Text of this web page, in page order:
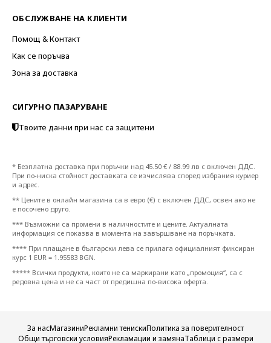
ОБСЛУЖВАНЕ НА КЛИЕНТИ
Помощ & Контакт
Как се поръчва
Зона за доставка
СИГУРНО ПАЗАРУВАНЕ
Твоите данни при нас са защитени
* Безплатна доставка при поръчки над 45.50 € / 88.99 лв с включен ДДС.
При по-ниска стойност доставката се изчислява според избрания куриер
и адрес.
** Цените в онлайн магазина са в евро (€) с включен ДДС, освен ако не
е посочено друго.
*** Възможни са промени в наличностите и цените. Актуалната
информация се показва в момента на завършване на поръчката.
**** При плащане в български лева се прилага официалният фиксиран
курс 1 EUR = 1.95583 BGN.
***** Всички продукти, които не са маркирани като „промоция“, са с
редовна цена и не са част от предишна по-висока оферта.
За насМагазиниРекламни тенискиПолитика за поверителност
Общи търговски условияРекламации и замянаТаблици с размери